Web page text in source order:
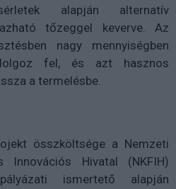
alapján alternatív
tőzeggel keverve. Az
nagy mennyiségben
fel, és azt hasznos
a termelésbe.
összköltsége a Nemzeti
Innovációs Hivatal (NKFIH)
ismertető alapján